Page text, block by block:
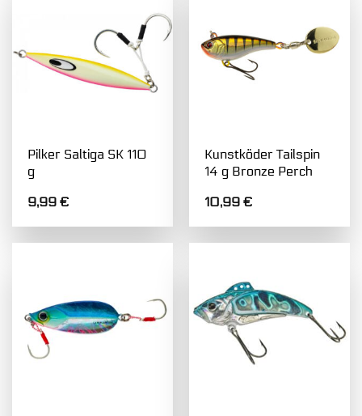
Pilker Saltiga SK 110
g
9,99€
Kunstköder Tailspin
14 g Bronze Perch
10,99€